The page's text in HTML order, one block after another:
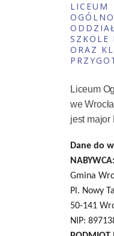
LICEUM
SZKOLE
ORAZ
Liceum
we
jest major
Dane do
NABYWCA:
Gmina
Pl. Nowy
50-141
NIP: